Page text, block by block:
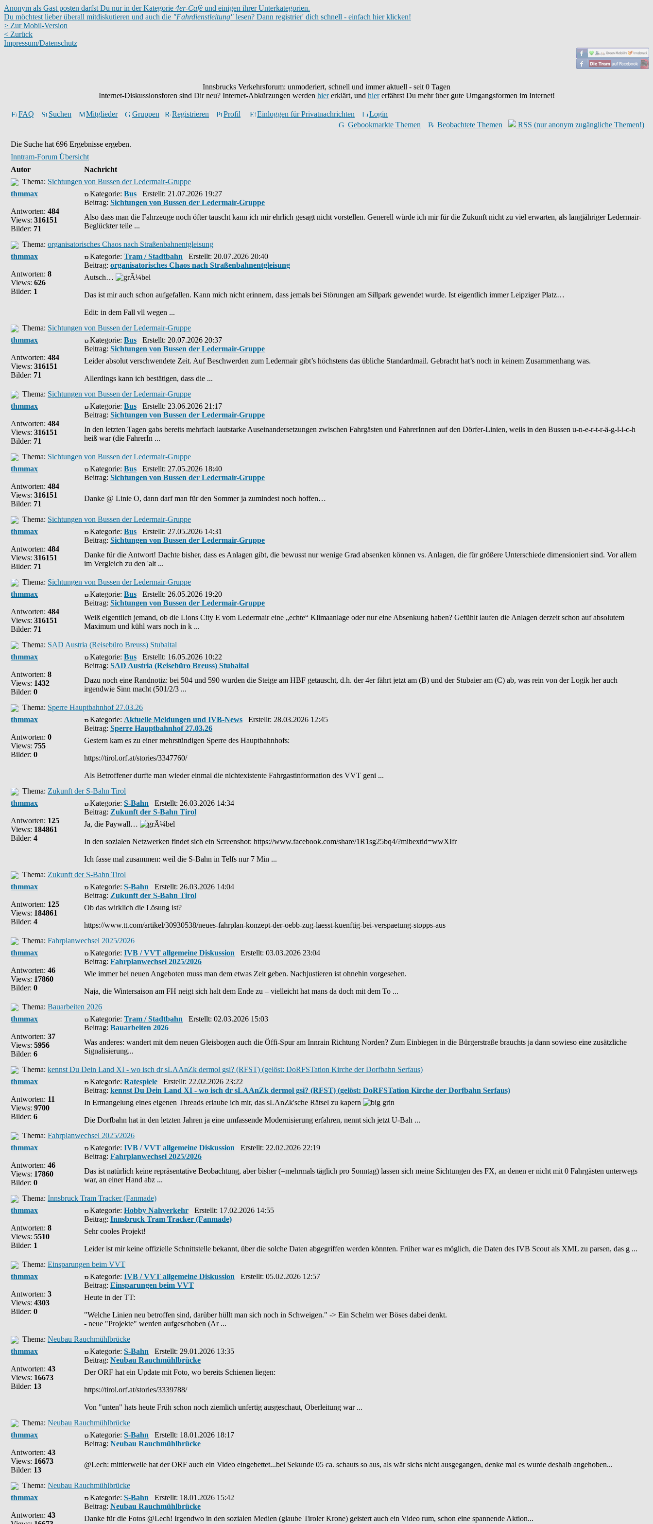
Anonym als Gast posten darfst Du nur in der Kategorie 4er-Cafè und einigen ihrer Unterkategorien.
Du möchtest lieber überall mitdiskutieren und auch die "Fahrdienstleitung" lesen? Dann registrier' dich schnell - einfach hier klicken!
> Zur Mobil-Version
< Zurück
Impressum/Datenschutz
Innsbrucks Verkehrsforum: unmoderiert, schnell und immer aktuell - seit 0 Tagen
Internet-Diskussionsforen sind Dir neu? Internet-Abkürzungen werden hiererklärt, und hiererfährst Du mehr über gute Umgangsformen im Internet!
FAQ Suchen Mitglieder Gruppen Registrieren Profil Einloggen für Privatnachrichten
Login
Gebookmarkte Themen
Beobachtete Themen RSS (nur anonym zugängliche Themen!)
Die Suche hat 696 Ergebnisse ergeben.
Inntram-Forum Übersicht
Autor
Nachricht
Thema: Sichtungen von Bussen der Ledermair-Gruppe
thmmax
Antworten: 484
Views: 316151
Bilder: 71
Kategorie: Bus Erstellt: 21.07.2026 19:27
Beitrag: Sichtungen von Bussen der Ledermair-Gruppe
Also dass man die Fahrzeuge noch öfter tauscht kann ich mir ehrlich gesagt nicht vorstellen. Generell würde ich mir für die Zukunft nicht zu viel erwarten, als langjähriger Ledermair-
Beglückter teile ...
Thema: organisatorisches Chaos nach Straßenbahnentgleisung
thmmax
Antworten: 8
Views: 626
Bilder: 1
Kategorie: Tram / Stadtbahn Erstellt: 20.07.2026 20:40
Beitrag: organisatorisches Chaos nach Straßenbahnentgleisung
Autsch…
Das ist mir auch schon aufgefallen. Kann mich nicht erinnern, dass jemals bei Störungen am Sillpark gewendet wurde. Ist eigentlich immer Leipziger Platz…
Edit: in dem Fall vll wegen ...
Thema: Sichtungen von Bussen der Ledermair-Gruppe
thmmax
Antworten: 484
Views: 316151
Bilder: 71
Kategorie: Bus Erstellt: 20.07.2026 20:37
Beitrag: Sichtungen von Bussen der Ledermair-Gruppe
Leider absolut verschwendete Zeit. Auf Beschwerden zum Ledermair gibt’s höchstens das übliche Standardmail. Gebracht hat’s noch in keinem Zusammenhang was.
Allerdings kann ich bestätigen, dass die ...
Thema: Sichtungen von Bussen der Ledermair-Gruppe
thmmax
Antworten: 484
Views: 316151
Bilder: 71
Kategorie: Bus Erstellt: 23.06.2026 21:17
Beitrag: Sichtungen von Bussen der Ledermair-Gruppe
In den letzten Tagen gabs bereits mehrfach lautstarke Auseinandersetzungen zwischen Fahrgästen und FahrerInnen auf den Dörfer-Linien, weils in den Bussen u-n-e-r-t-r-ä-g-l-i-c-h
heiß war (die FahrerIn ...
Thema: Sichtungen von Bussen der Ledermair-Gruppe
thmmax
Antworten: 484
Views: 316151
Bilder: 71
Kategorie: Bus Erstellt: 27.05.2026 18:40
Beitrag: Sichtungen von Bussen der Ledermair-Gruppe
Danke @ Linie O, dann darf man für den Sommer ja zumindest noch hoffen…
Thema: Sichtungen von Bussen der Ledermair-Gruppe
thmmax
Antworten: 484
Views: 316151
Bilder: 71
Kategorie: Bus Erstellt: 27.05.2026 14:31
Beitrag: Sichtungen von Bussen der Ledermair-Gruppe
Danke für die Antwort! Dachte bisher, dass es Anlagen gibt, die bewusst nur wenige Grad absenken können vs. Anlagen, die für größere Unterschiede dimensioniert sind. Vor allem
im Vergleich zu den 'alt ...
Thema: Sichtungen von Bussen der Ledermair-Gruppe
thmmax
Antworten: 484
Views: 316151
Bilder: 71
Kategorie: Bus Erstellt: 26.05.2026 19:20
Beitrag: Sichtungen von Bussen der Ledermair-Gruppe
Weiß eigentlich jemand, ob die Lions City E vom Ledermair eine „echte“ Klimaanlage oder nur eine Absenkung haben? Gefühlt laufen die Anlagen derzeit schon auf absolutem
Maximum und kühl wars noch in k ...
Thema: SAD Austria (Reisebüro Breuss) Stubaital
thmmax
Antworten: 8
Views: 1432
Bilder: 0
Kategorie: Bus Erstellt: 16.05.2026 10:22
Beitrag: SAD Austria (Reisebüro Breuss) Stubaital
Dazu noch eine Randnotiz: bei 504 und 590 wurden die Steige am HBF getauscht, d.h. der 4er fährt jetzt am (B) und der Stubaier am (C) ab, was rein von der Logik her auch
irgendwie Sinn macht (501/2/3 ...
Thema: Sperre Hauptbahnhof 27.03.26
thmmax
Antworten: 0
Views: 755
Bilder: 0
Kategorie: Aktuelle Meldungen und IVB-News Erstellt: 28.03.2026 12:45
Beitrag: Sperre Hauptbahnhof 27.03.26
Gestern kam es zu einer mehrstündigen Sperre des Hauptbahnhofs:
https://tirol.orf.at/stories/3347760/
Als Betroffener durfte man wieder einmal die nichtexistente Fahrgastinformation des VVT geni ...
Thema: Zukunft der S-Bahn Tirol
thmmax
Antworten: 125
Views: 184861
Bilder: 4
Kategorie: S-Bahn Erstellt: 26.03.2026 14:34
Beitrag: Zukunft der S-Bahn Tirol
Ja, die Paywall…
In den sozialen Netzwerken findet sich ein Screenshot: https://www.facebook.com/share/1R1sg25bq4/?mibextid=wwXIfr
Ich fasse mal zusammen: weil die S-Bahn in Telfs nur 7 Min ...
Thema: Zukunft der S-Bahn Tirol
thmmax
Antworten: 125
Views: 184861
Bilder: 4
Kategorie: S-Bahn Erstellt: 26.03.2026 14:04
Beitrag: Zukunft der S-Bahn Tirol
Ob das wirklich die Lösung ist?
https://www.tt.com/artikel/30930538/neues-fahrplan-konzept-der-oebb-zug-laesst-kuenftig-bei-verspaetung-stopps-aus
Thema: Fahrplanwechsel 2025/2026
thmmax
Antworten: 46
Views: 17860
Bilder: 0
Kategorie: IVB / VVT allgemeine Diskussion Erstellt: 03.03.2026 23:04
Beitrag: Fahrplanwechsel 2025/2026
Wie immer bei neuen Angeboten muss man dem etwas Zeit geben. Nachjustieren ist ohnehin vorgesehen.
Naja, die Wintersaison am FH neigt sich halt dem Ende zu – vielleicht hat mans da doch mit dem To ...
Thema: Bauarbeiten 2026
thmmax
Antworten: 37
Views: 5956
Bilder: 6
Kategorie: Tram / Stadtbahn Erstellt: 02.03.2026 15:03
Beitrag: Bauarbeiten 2026
Was anderes: wandert mit dem neuen Gleisbogen auch die Öffi-Spur am Innrain Richtung Norden? Zum Einbiegen in die Bürgerstraße brauchts ja dann sowieso eine zusätzliche
Signalisierung...
Thema: kennst Du Dein Land XI - wo isch dr sLAAnZk dermol gsi? (RFST) (gelöst: DoRFSTation Kirche der Dorfbahn Serfaus)
thmmax
Antworten: 11
Views: 9700
Bilder: 6
Kategorie: Ratespiele Erstellt: 22.02.2026 23:22
Beitrag: kennst Du Dein Land XI - wo isch dr sLAAnZk dermol gsi? (RFST) (gelöst: DoRFSTation Kirche der Dorfbahn Serfaus)
In Ermangelung eines eigenen Threads erlaube ich mir, das sLAnZk'sche Rätsel zu kapern
Die Dorfbahn hat in den letzten Jahren ja eine umfassende Modernisierung erfahren, nennt sich jetzt U-Bah ...
Thema: Fahrplanwechsel 2025/2026
thmmax
Antworten: 46
Views: 17860
Bilder: 0
Kategorie: IVB / VVT allgemeine Diskussion Erstellt: 22.02.2026 22:19
Beitrag: Fahrplanwechsel 2025/2026
Das ist natürlich keine repräsentative Beobachtung, aber bisher (=mehrmals täglich pro Sonntag) lassen sich meine Sichtungen des FX, an denen er nicht mit 0 Fahrgästen unterwegs
war, an einer Hand abz ...
Thema: Innsbruck Tram Tracker (Fanmade)
thmmax
Antworten: 8
Views: 5510
Bilder: 1
Kategorie: Hobby Nahverkehr Erstellt: 17.02.2026 14:55
Beitrag: Innsbruck Tram Tracker (Fanmade)
Sehr cooles Projekt!
Leider ist mir keine offizielle Schnittstelle bekannt, über die solche Daten abgegriffen werden könnten. Früher war es möglich, die Daten des IVB Scout als XML zu parsen, das g ...
Thema: Einsparungen beim VVT
thmmax
Antworten: 3
Views: 4303
Bilder: 0
Kategorie: IVB / VVT allgemeine Diskussion Erstellt: 05.02.2026 12:57
Beitrag: Einsparungen beim VVT
Heute in der TT:
"Welche Linien neu betroffen sind, darüber hüllt man sich noch in Schweigen." -> Ein Schelm wer Böses dabei denkt.
- neue "Projekte" werden aufgeschoben (Ar ...
Thema: Neubau Rauchmühlbrücke
thmmax
Antworten: 43
Views: 16673
Bilder: 13
Kategorie: S-Bahn Erstellt: 29.01.2026 13:35
Beitrag: Neubau Rauchmühlbrücke
Der ORF hat ein Update mit Foto, wo bereits Schienen liegen:
https://tirol.orf.at/stories/3339788/
Von "unten" hats heute Früh schon noch ziemlich unfertig ausgeschaut, Oberleitung war ...
Thema: Neubau Rauchmühlbrücke
thmmax
Antworten: 43
Views: 16673
Bilder: 13
Kategorie: S-Bahn Erstellt: 18.01.2026 18:17
Beitrag: Neubau Rauchmühlbrücke
@Lech: mittlerweile hat der ORF auch ein Video eingebettet...bei Sekunde 05 ca. schauts so aus, als wär sichs nicht ausgegangen, denke mal es wurde deshalb angehoben...
Thema: Neubau Rauchmühlbrücke
thmmax
Antworten: 43
Kategorie: S-Bahn Erstellt: 18.01.2026 15:42
Beitrag: Neubau Rauchmühlbrücke
Danke für die Fotos @Lech! Irgendwo in den sozialen Medien (glaube Tiroler Krone) geistert auch ein Video rum, schon eine spannende Aktion...